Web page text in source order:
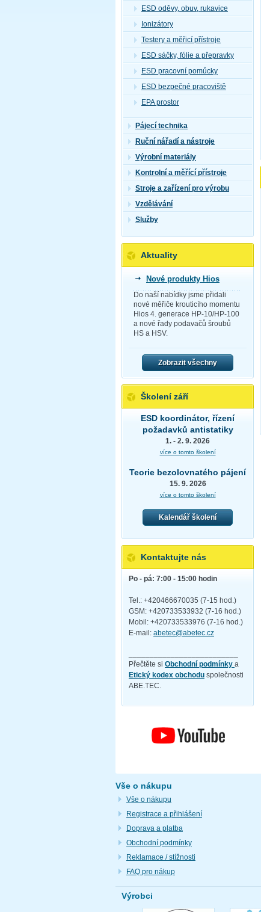
ESD oděvy, obuv, rukavice
Ionizátory
Testery a měřicí přístroje
ESD sáčky, fólie a přepravky
ESD pracovní pomůcky
ESD bezpečné pracoviště
EPA prostor
Pájecí technika
Ruční nářadí a nástroje
Výrobní materiály
Kontrolní a měřící přístroje
Stroje a zařízení pro výrobu
Vzdělávání
Služby
Aktuality
Nové produkty Hios
Do naší nabídky jsme přidali
nové měřiče krouticího momentu
Hios 4. generace HP-10/HP-100
a nové řady podavačů šroubů
HS a HSV.
Zobrazit všechny
Školení září
ESD koordinátor, řízení
požadavků antistatiky
1. - 2. 9. 2026
více o tomto školení
Teorie bezolovnatého pájení
15. 9. 2026
více o tomto školení
Kalendář školení
Kontaktujte nás
Po - pá: 7:00 - 15:00 hodin
Tel.: +420466670035 (7-15 hod.)
GSM: +420733533932 (7-16 hod.)
Mobil: +420733533976 (7-16 hod.)
E-mail: abetec@abetec.cz
Přečtěte si Obchodní podmínky a
Etický kodex obchodu společnosti
ABE.TEC.
Vše o nákupu
Vše o nákupu
Registrace a přihlášení
Doprava a platba
Obchodní podmínky
Reklamace / stížnosti
FAQ pro nákup
Výrobci